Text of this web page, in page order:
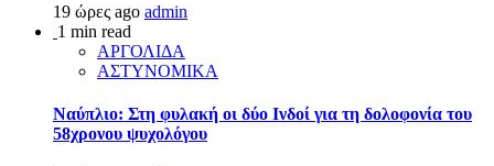
19 ώρες ago admin
1 min read
ΑΡΓΟΛΙΔΑ
ΑΣΤΥΝΟΜΙΚΑ
Ναύπλιο: Στη φυλακή οι δύο Ινδοί για τη δολοφονία του
58χρονου ψυχολόγου